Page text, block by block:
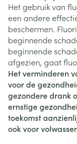
Het gebruik van
een andere
beschermen.
beginnende
beginnende
afgezien, gaat
Het verminderen
voor de
gezondere drank
ernstige
toekomst
ook voor